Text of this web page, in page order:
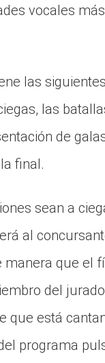
vocales
las
las
de
final.
sean a
al
manera que el
del
que está
programa